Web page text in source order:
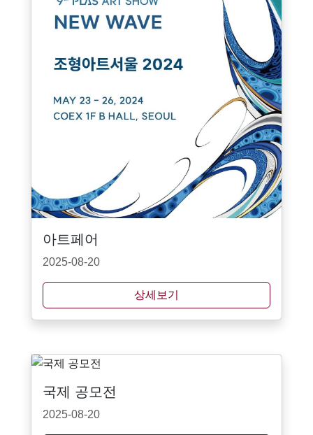
아트페어
2025-08-20
상세보기
국제 공모전
2025-08-20